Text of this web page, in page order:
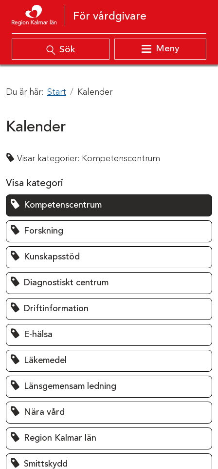
Hoppa till innehåll
För vårdgivare
Sök Meny
Du är här: Start Kalender
Kalender
Visar kategorier: Kompetenscentrum
Visa kategori
Kompetenscentrum
Forskning
Kunskapsstöd
Diagnostiskt centrum
Driftinformation
E-hälsa
Läkemedel
Länsgemensam ledning
Nära vård
Region Kalmar län
Smittskydd